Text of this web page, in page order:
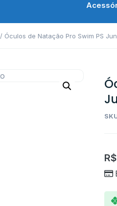
/ Óculos de Natação Pro Swim PS
R$